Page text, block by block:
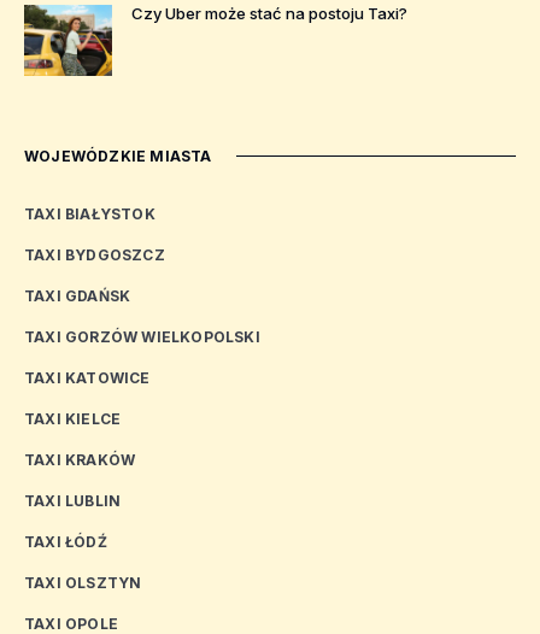
Czy Uber może stać na postoju Taxi?
WOJEWÓDZKIE MIASTA
TAXI BIAŁYSTOK
TAXI BYDGOSZCZ
TAXI GDAŃSK
TAXI GORZÓW WIELKOPOLSKI
TAXI KATOWICE
TAXI KIELCE
TAXI KRAKÓW
TAXI LUBLIN
TAXI ŁÓDŹ
TAXI OLSZTYN
TAXI OPOLE